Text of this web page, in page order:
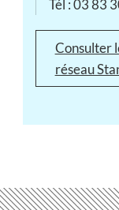
Tél : 03 83
Consulter
réseau